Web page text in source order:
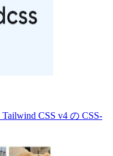
CSS v4 の CSS-